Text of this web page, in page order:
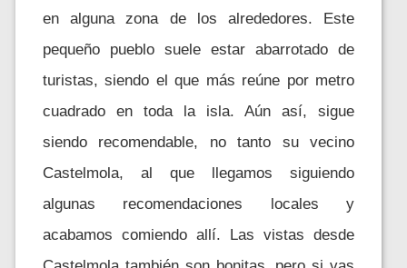
en alguna zona de los alrededores. Este
pequeño pueblo suele estar abarrotado de
turistas, siendo el que más reúne por metro
cuadrado en toda la isla. Aún así, sigue
siendo recomendable, no tanto su vecino
Castelmola, al que llegamos siguiendo
algunas recomendaciones locales y
acabamos comiendo allí. Las vistas desde